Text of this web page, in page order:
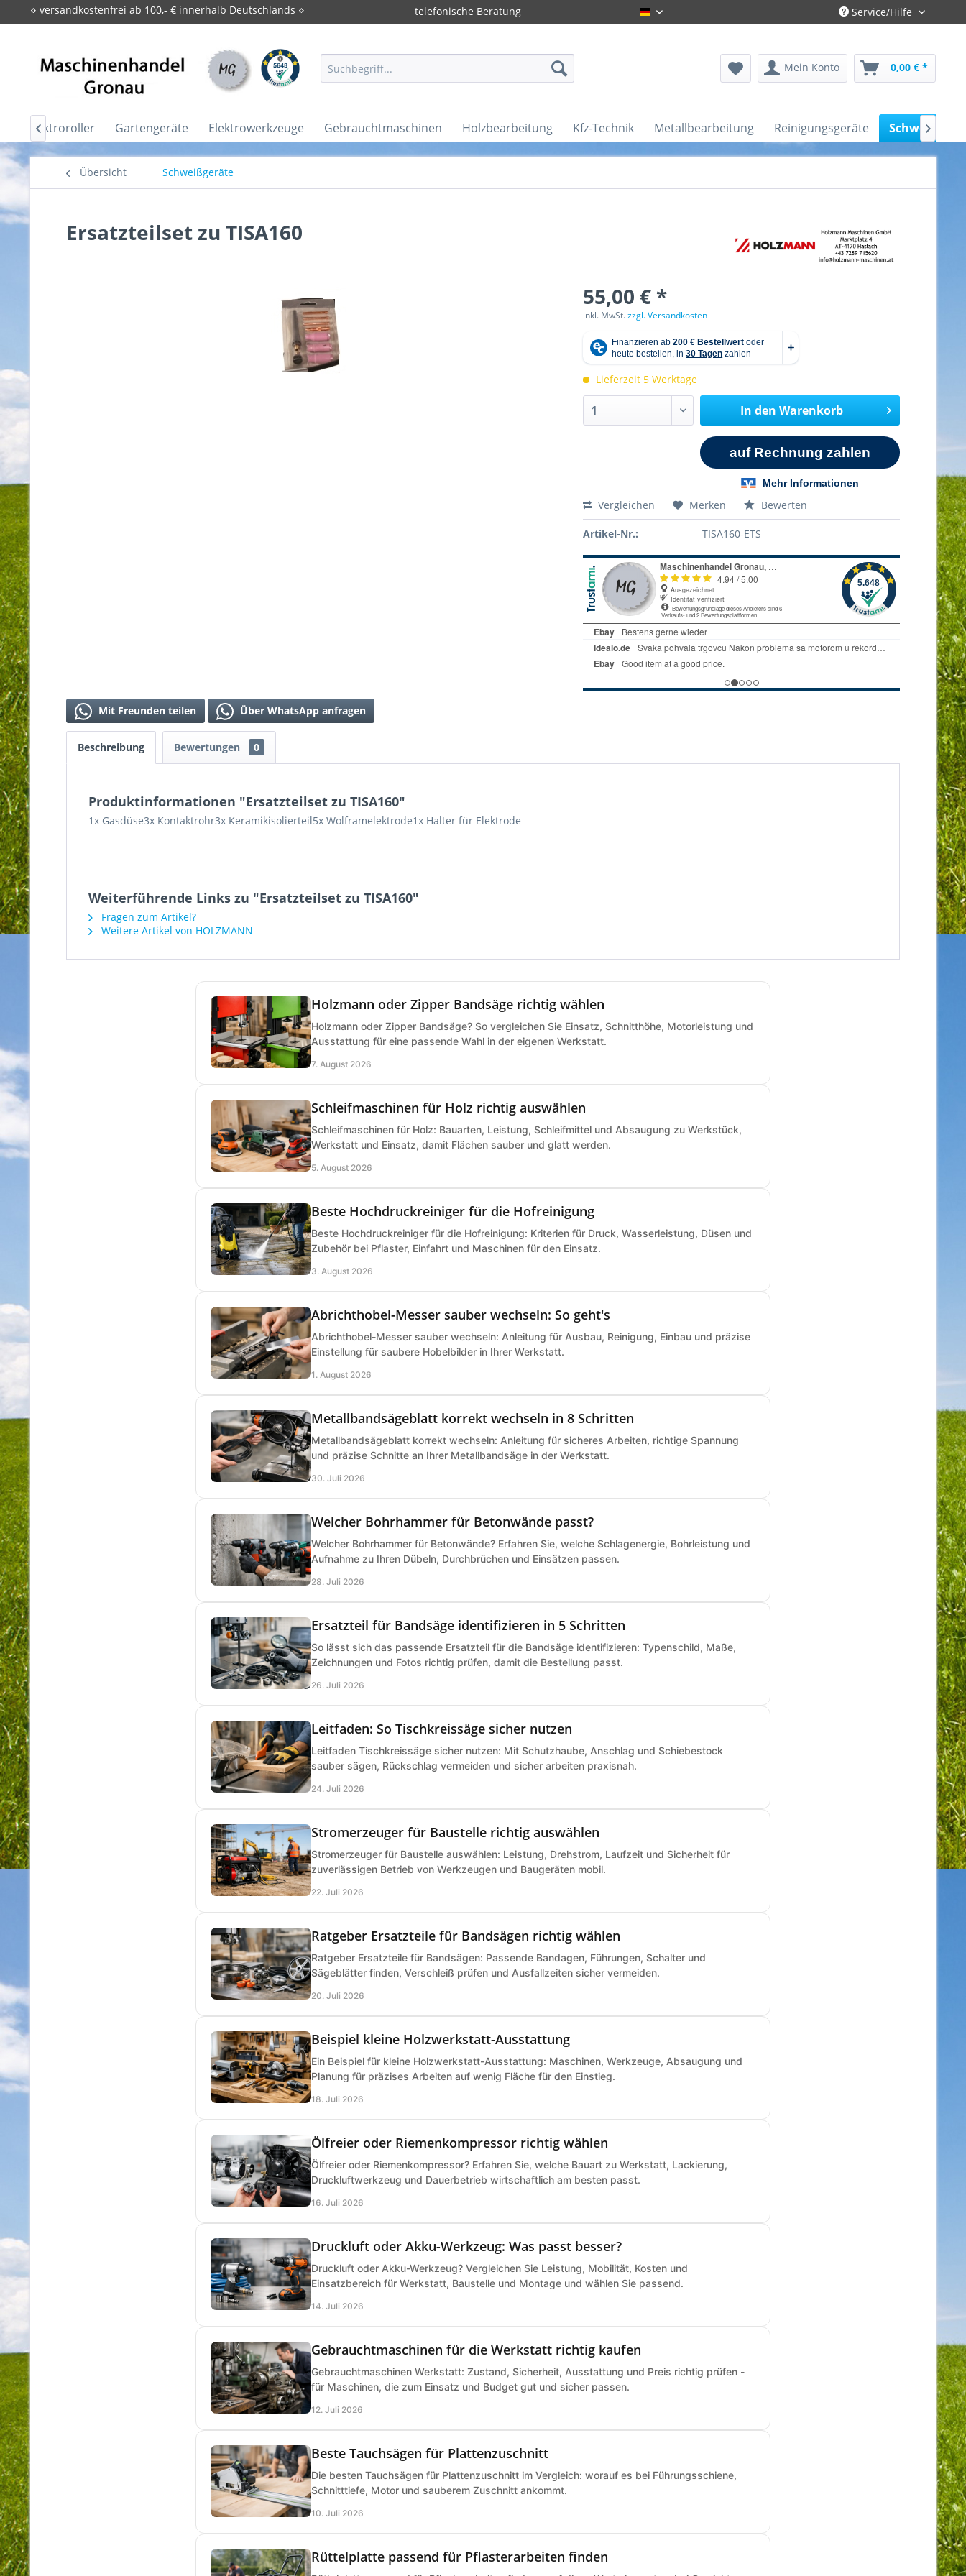
⋄ versandkostenfrei ab 100,- € innerhalb Deutschlands ⋄ telefonische Beratung Gronau-Deutsch Service/Hilfe
Mein Konto 0,00 € *
Elektroroller Gartengeräte Elektrowerkzeuge Gebrauchtmaschinen Holzbearbeitung Kfz-Technik Metallbearbeitung Reinigungsgeräte
 
Übersicht Schweißgeräte
Ersatzteilset zu TISA160
55,00 € *
inkl. MwSt.zzgl. Versandkosten
Lieferzeit 5 Werktage
In den Warenkorb
Vergleichen Merken Bewerten
Artikel-Nr.: TISA160-ETS
Mit Freunden teilen Über WhatsApp anfragen
Beschreibung Bewertungen 0
Produktinformationen "Ersatzteilset zu TISA160"
1x Gasdüse3x Kontaktrohr3x Keramikisolierteil5x Wolframelektrode1x Halter für Elektrode
Weiterführende Links zu "Ersatzteilset zu TISA160"
Fragen zum Artikel?
Weitere Artikel von HOLZMANN
Holzmann oder Zipper Bandsäge richtig wählen
Holzmann oder Zipper Bandsäge? So vergleichen Sie Einsatz, Schnitthöhe, Motorleistung und
Ausstattung für eine passende Wahl in der eigenen Werkstatt.
7. August 2026
Schleifmaschinen für Holz richtig auswählen
Schleifmaschinen für Holz: Bauarten, Leistung, Schleifmittel und Absaugung zu Werkstück,
Werkstatt und Einsatz, damit Flächen sauber und glatt werden.
5. August 2026
Beste Hochdruckreiniger für die Hofreinigung
Beste Hochdruckreiniger für die Hofreinigung: Kriterien für Druck, Wasserleistung, Düsen und
Zubehör bei Pflaster, Einfahrt und Maschinen für den Einsatz.
3. August 2026
Abrichthobel-Messer sauber wechseln: So geht's
Abrichthobel-Messer sauber wechseln: Anleitung für Ausbau, Reinigung, Einbau und präzise
Einstellung für saubere Hobelbilder in Ihrer Werkstatt.
1. August 2026
Metallbandsägeblatt korrekt wechseln in 8 Schritten
Metallbandsägeblatt korrekt wechseln: Anleitung für sicheres Arbeiten, richtige Spannung
und präzise Schnitte an Ihrer Metallbandsäge in der Werkstatt.
30. Juli 2026
Welcher Bohrhammer für Betonwände passt?
Welcher Bohrhammer für Betonwände? Erfahren Sie, welche Schlagenergie, Bohrleistung und
Aufnahme zu Ihren Dübeln, Durchbrüchen und Einsätzen passen.
28. Juli 2026
Ersatzteil für Bandsäge identifizieren in 5 Schritten
So lässt sich das passende Ersatzteil für die Bandsäge identifizieren: Typenschild, Maße,
Zeichnungen und Fotos richtig prüfen, damit die Bestellung passt.
26. Juli 2026
Leitfaden: So Tischkreissäge sicher nutzen
Leitfaden Tischkreissäge sicher nutzen: Mit Schutzhaube, Anschlag und Schiebestock
sauber sägen, Rückschlag vermeiden und sicher arbeiten praxisnah.
24. Juli 2026
Stromerzeuger für Baustelle richtig auswählen
Stromerzeuger für Baustelle auswählen: Leistung, Drehstrom, Laufzeit und Sicherheit für
zuverlässigen Betrieb von Werkzeugen und Baugeräten mobil.
22. Juli 2026
Ratgeber Ersatzteile für Bandsägen richtig wählen
Ratgeber Ersatzteile für Bandsägen: Passende Bandagen, Führungen, Schalter und
Sägeblätter finden, Verschleiß prüfen und Ausfallzeiten sicher vermeiden.
20. Juli 2026
Beispiel kleine Holzwerkstatt-Ausstattung
Ein Beispiel für kleine Holzwerkstatt-Ausstattung: Maschinen, Werkzeuge, Absaugung und
Planung für präzises Arbeiten auf wenig Fläche für den Einstieg.
18. Juli 2026
Ölfreier oder Riemenkompressor richtig wählen
Ölfreier oder Riemenkompressor? Erfahren Sie, welche Bauart zu Werkstatt, Lackierung,
Druckluftwerkzeug und Dauerbetrieb wirtschaftlich am besten passt.
16. Juli 2026
Druckluft oder Akku-Werkzeug: Was passt besser?
Druckluft oder Akku-Werkzeug? Vergleichen Sie Leistung, Mobilität, Kosten und
Einsatzbereich für Werkstatt, Baustelle und Montage und wählen Sie passend.
14. Juli 2026
Gebrauchtmaschinen für die Werkstatt richtig kaufen
Gebrauchtmaschinen Werkstatt: Zustand, Sicherheit, Ausstattung und Preis richtig prüfen -
für Maschinen, die zum Einsatz und Budget gut und sicher passen.
12. Juli 2026
Beste Tauchsägen für Plattenzuschnitt
Die besten Tauchsägen für Plattenzuschnitt im Vergleich: worauf es bei Führungsschiene,
Schnitttiefe, Motor und sauberem Zuschnitt ankommt.
10. Juli 2026
Rüttelplatte passend für Pflasterarbeiten finden